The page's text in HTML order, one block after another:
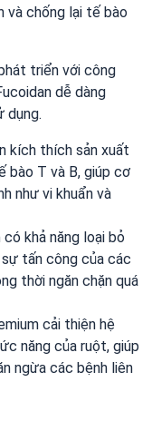
và chống lại tế bào
triển với công
dễ dàng
dụng.
kích thích sản xuất
bào T và B, giúp cơ
như vi khuẩn và
khả năng loại bỏ
tấn công của các
thời ngăn chặn quá
cải thiện hệ
năng của ruột, giúp
ngừa các bệnh liên